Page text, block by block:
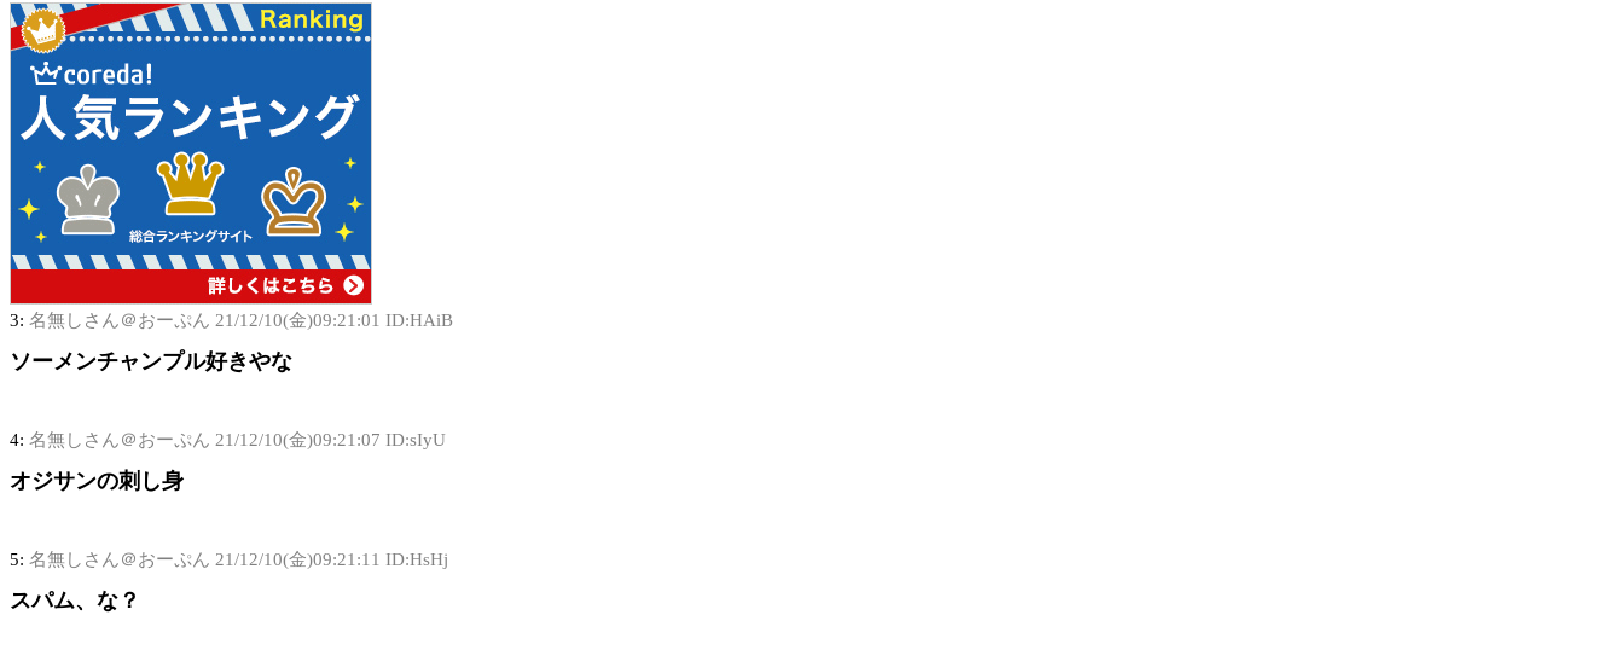
3: 名無しさん＠おーぷん 21/12/10(金)09:21:01 ID:HAiB
ソーメンチャンプル好きやな
4: 名無しさん＠おーぷん 21/12/10(金)09:21:07 ID:sIyU
オジサンの刺し身
5: 名無しさん＠おーぷん 21/12/10(金)09:21:11 ID:HsHj
スパム、な？